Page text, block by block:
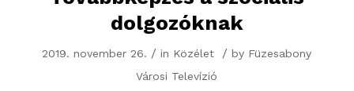
dolgozóknak
2019. november 26. / in Közélet / by Füzesabony
Városi Televízió